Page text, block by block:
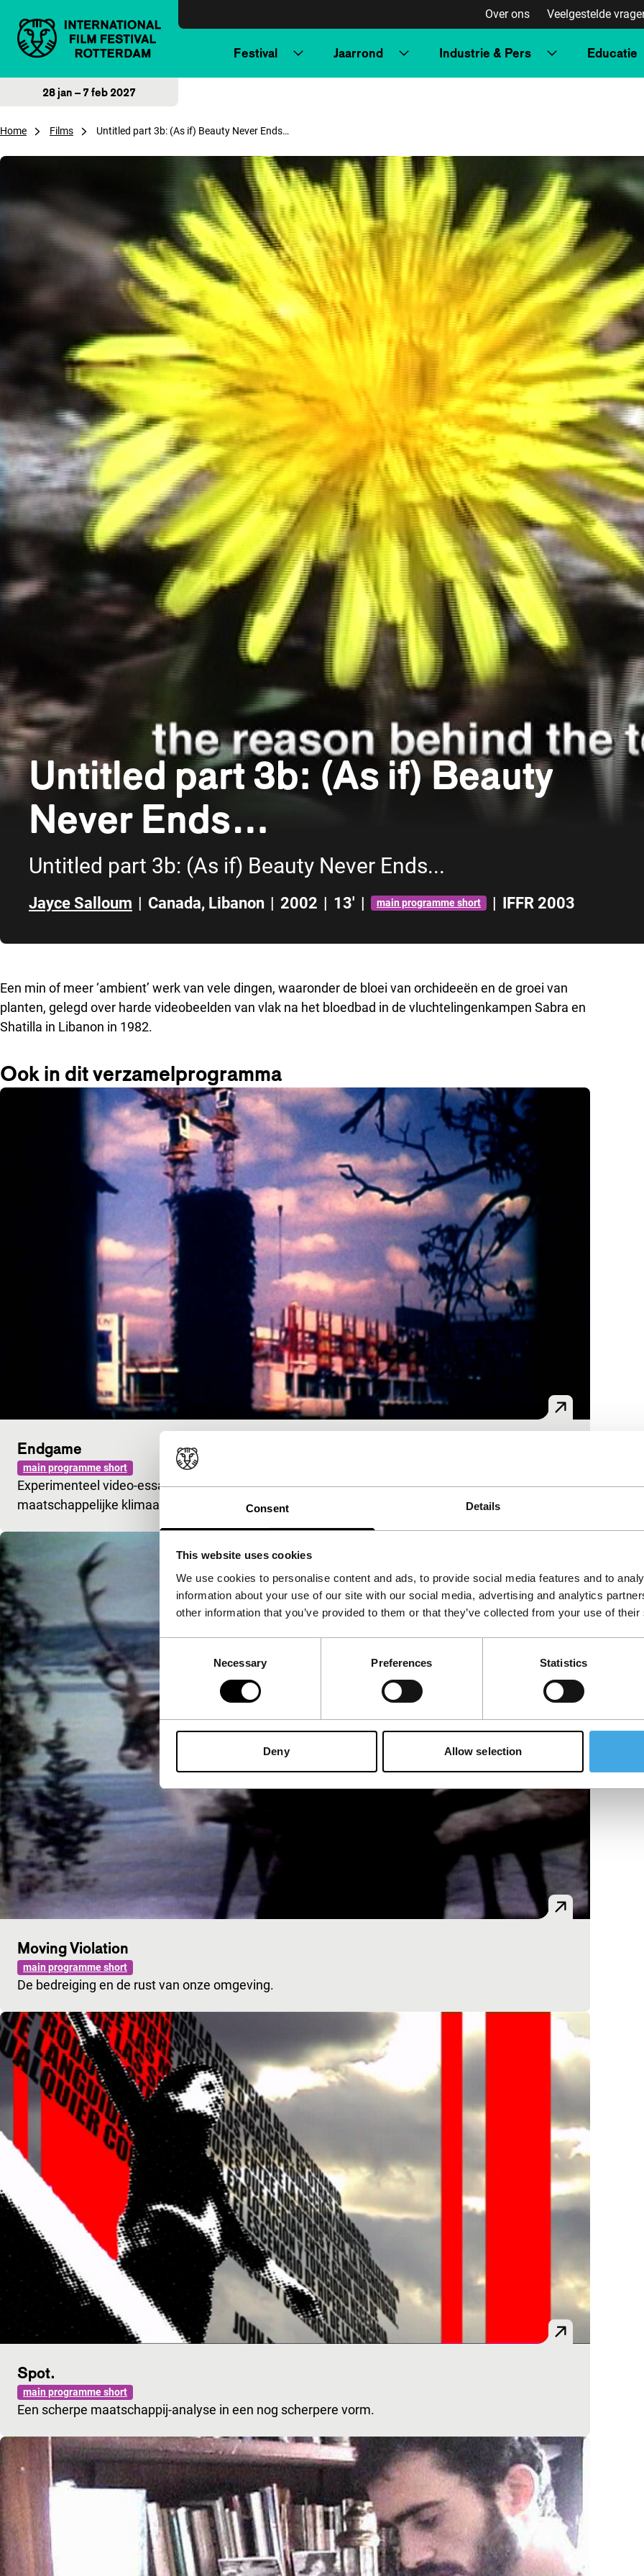
Consent Details
This website uses cookies
We use cookies to personalise content and ads, to provide social media features and to
information about your use of our site with our social media, advertising and analytics
other information that you’ve provided to them or that they’ve collected from your use of
Selection
Necessary Preferences Statistics
Deny Allow selection
Over ons Veelgestelde
Festival Jaarrond Industrie & Pers Educatie
28 jan – 7 feb 2027
Home Films Untitled part 3b: (As if) Beauty Never Ends…
Untitled part 3b: (As if) Beauty
Never Ends…
Untitled part 3b: (As if) Beauty Never Ends...
Jayce Salloum | Canada, Libanon | 2002 | 13' | main programme short | IFFR 2003
Een min of meer ‘ambient’ werk van vele dingen, waaronder de bloei van orchideeën en de groei van
planten, gelegd over harde videobeelden van vlak na het bloedbad in de vluchtelingenkampen Sabra en
Shatilla in Libanon in 1982.
Ook in dit verzamelprogramma
Endgame
main programme short
Experimenteel video-essay over relatie tussen binnen, buiten, de seizoenen en het politiek-
maatschappelijke klimaat.
Moving Violation
main programme short
De bedreiging en de rust van onze omgeving.
Spot.
main programme short
Een scherpe maatschappij-analyse in een nog scherpere vorm.